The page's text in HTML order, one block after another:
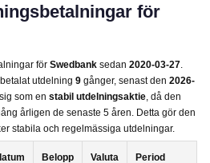
för
för Swedbank sedan 2020-03-27
utdelning 9 gånger, senast den 2026-
som en stabil utdelningsaktie , då den
årligen de senaste 5 åren. Detta gör den
stabila och regelmässiga utdelningar.
Belopp Valuta Period